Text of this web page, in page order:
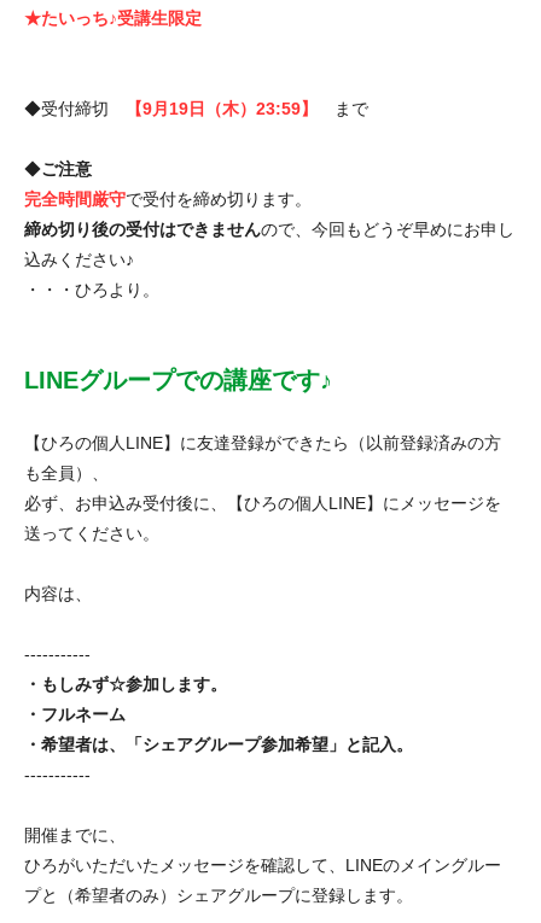
★たいっち♪受講生限定
◆受付締切 【9月19日（木）23:59】 まで
◆ご注意
完全時間厳守で受付を締め切ります。
締め切り後の受付はできませんので、今回もどうぞ早めにお申し
込みください♪
・・・ひろより。
LINEグループでの講座です♪
【ひろの個人LINE】に友達登録ができたら（以前登録済みの方
も全員）、
必ず、お申込み受付後に、【ひろの個人LINE】にメッセージを
送ってください。
内容は、
-----------
・もしみず☆参加します。
・フルネーム
・希望者は、「シェアグループ参加希望」と記入。
-----------
開催までに、
ひろがいただいたメッセージを確認して、LINEのメイングルー
プと（希望者のみ）シェアグループに登録します。